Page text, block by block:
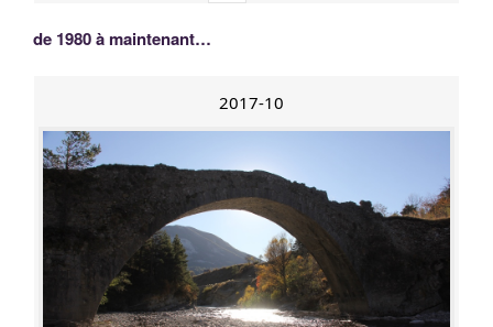
de 1980 à maintenant…
2017-10